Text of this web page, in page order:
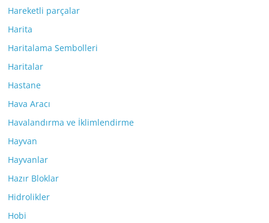
Hareketli parçalar
Harita
Haritalama Sembolleri
Haritalar
Hastane
Hava Aracı
Havalandırma ve İklimlendirme
Hayvan
Hayvanlar
Hazır Bloklar
Hidrolikler
Hobi